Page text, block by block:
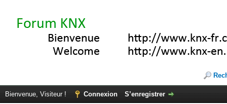
Bienvenue, Visiteur ! Connexion S’enregistrer